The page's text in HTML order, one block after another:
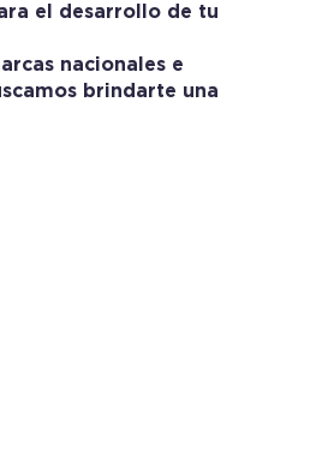
el desarrollo de tu
nacionales e
brindarte una